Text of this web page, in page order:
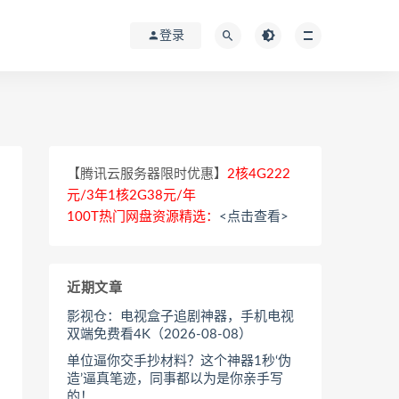
登录
【腾讯云服务器限时优惠】 2核4G222
元/3年1核2G38元/年
100T热门网盘资源精选： <点击查看>
近期文章
影视仓：电视盒子追剧神器，手机电视
双端免费看4K（2026-08-08）
单位逼你交手抄材料？这个神器1秒‘伪
造’逼真笔迹，同事都以为是你亲手写